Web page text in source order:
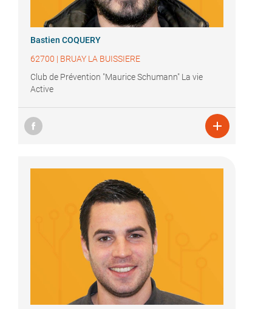
Bastien COQUERY
62700 | BRUAY LA BUISSIERE
Club de Prévention "Maurice Schumann" La vie
Active
